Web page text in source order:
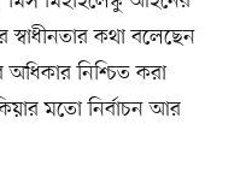
কথা বলেছেন
নিশ্চিত করা
মতো নির্বাচন আর